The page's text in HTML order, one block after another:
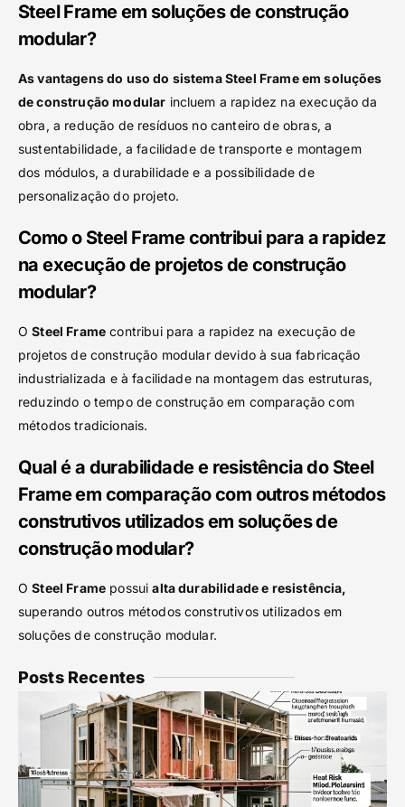
Steel Frame em soluções de construção
modular?
As vantagens do uso do sistema Steel Frame em soluções
de construção modular incluem a rapidez na execução da
obra, a redução de resíduos no canteiro de obras, a
sustentabilidade, a facilidade de transporte e montagem
dos módulos, a durabilidade e a possibilidade de
personalização do projeto.
Como o Steel Frame contribui para a rapidez
na execução de projetos de construção
modular?
OSteel Frame contribui para a rapidez na execução de
projetos de construção modular devido à sua fabricação
industrializada e à facilidade na montagem das estruturas,
reduzindo o tempo de construção em comparação com
métodos tradicionais.
Qual é a durabilidade e resistência do Steel
Frame em comparação com outros métodos
construtivos utilizados em soluções de
construção modular?
OSteel Frame possuialta durabilidade e resistência,
superando outros métodos construtivos utilizados em
soluções de construção modular.
Posts Recentes